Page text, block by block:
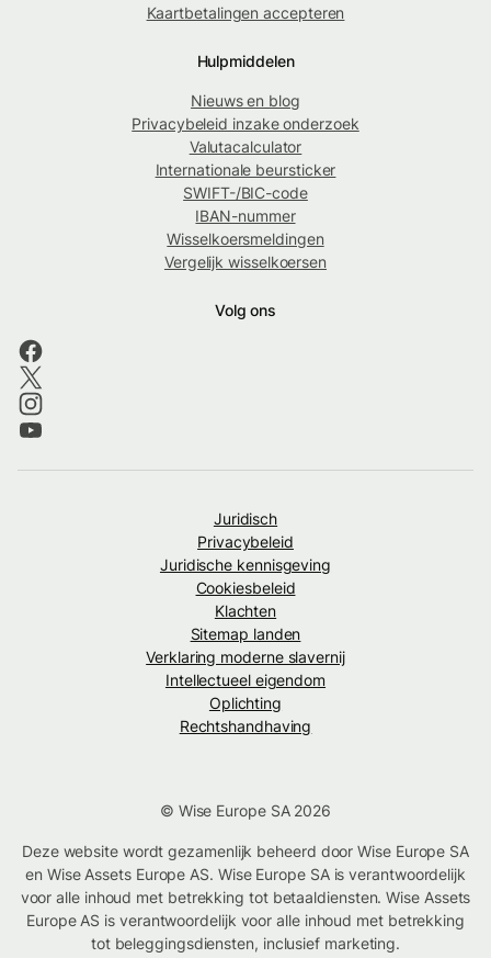
Kaartbetalingen accepteren
Hulpmiddelen
Nieuws en blog
Privacybeleid inzake onderzoek
Valutacalculator
Internationale beursticker
SWIFT-/BIC-code
IBAN-nummer
Wisselkoersmeldingen
Vergelijk wisselkoersen
Volg ons
Juridisch
Privacybeleid
Juridische kennisgeving
Cookiesbeleid
Klachten
Sitemap landen
Verklaring moderne slavernij
Intellectueel eigendom
Oplichting
Rechtshandhaving
© Wise Europe SA 2026
Deze website wordt gezamenlijk beheerd door Wise Europe SA
en Wise Assets Europe AS. Wise Europe SA is verantwoordelijk
voor alle inhoud met betrekking tot betaaldiensten. Wise Assets
Europe AS is verantwoordelijk voor alle inhoud met betrekking
tot beleggingsdiensten, inclusief marketing.